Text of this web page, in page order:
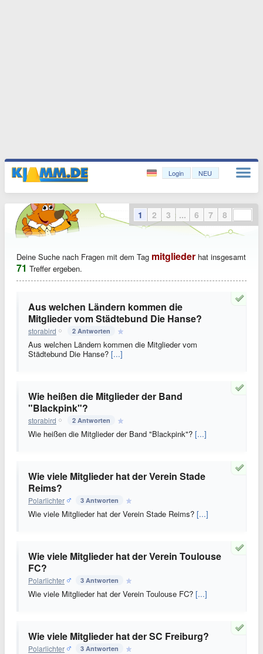
Login NEU
Deine Suche nach Fragen mit dem Tag mitglieder hat insgesamt
71 Treffer ergeben.
Aus welchen Ländern kommen die
Mitglieder vom Städtebund Die Hanse?
storabird 2 Antworten
Aus welchen Ländern kommen die Mitglieder vom
Städtebund Die Hanse? [...]
Wie heißen die Mitglieder der Band
"Blackpink"?
storabird 2 Antworten
Wie heißen die Mitglieder der Band "Blackpink"? [...]
Wie viele Mitglieder hat der Verein Stade
Reims?
Polarlichter 3 Antworten
Wie viele Mitglieder hat der Verein Stade Reims? [...]
Wie viele Mitglieder hat der Verein Toulouse
FC?
Polarlichter 3 Antworten
Wie viele Mitglieder hat der Verein Toulouse FC? [...]
Wie viele Mitglieder hat der SC Freiburg?
Polarlichter 3 Antworten
1 2 3 ... 6 7 8